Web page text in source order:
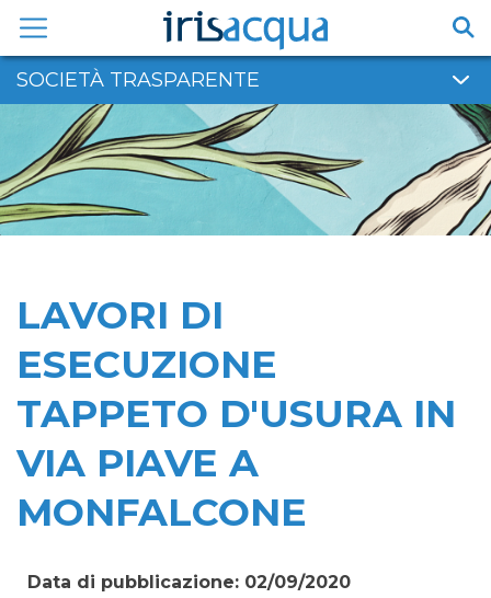
contenuto
SOCIETÀ TRASPARENTE
LAVORI DI
ESECUZIONE
TAPPETO D'USURA IN
VIA PIAVE A
MONFALCONE
Data di pubblicazione: 02/09/2020